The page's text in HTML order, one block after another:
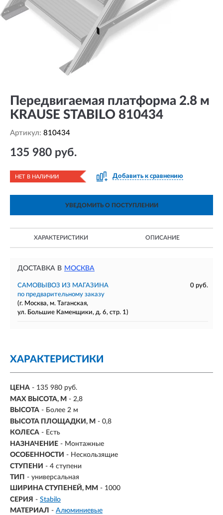
Передвигаемая платформа 2.8 м
KRAUSE STABILO 810434
Артикул: 810434
135 980 руб.
НЕТ В НАЛИЧИИ Добавить к сравнению
УВЕДОМИТЬ О ПОСТУПЛЕНИИ
ХАРАКТЕРИСТИКИ ОПИСАНИЕ
ДОСТАВКА В МОСКВА
САМОВЫВОЗ ИЗ МАГАЗИНА
0 руб.
по предварительному заказу
(г. Москва, м. Таганская,
ул. Большие Каменщики, д. 6, стр. 1)
ХАРАКТЕРИСТИКИ
ЦЕНА - 135 980 руб.
MAX ВЫСОТА, М - 2,8
ВЫСОТА - Более 2 м
ВЫСОТА ПЛОЩАДКИ, М - 0,8
КОЛЕСА - Есть
НАЗНАЧЕНИЕ - Монтажные
ОСОБЕННОСТИ - Нескользящие
СТУПЕНИ - 4 ступени
ТИП - универсальная
ШИРИНА СТУПЕНЕЙ, ММ - 1000
СЕРИЯ - Stabilo
МАТЕРИАЛ - Алюминиевые